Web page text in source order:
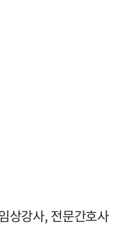
상강사, 전문간호사